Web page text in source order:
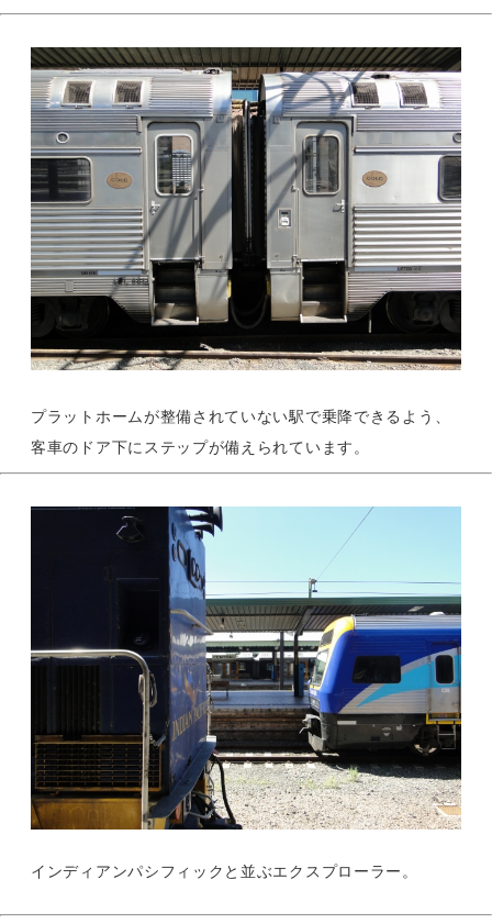
プラットホームが整備されていない駅で乗降できるよう、
客車のドア下にステップが備えられています。
インディアンパシフィックと並ぶエクスプローラー。